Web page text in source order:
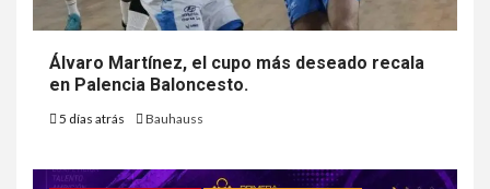
Álvaro Martínez, el cupo más deseado recala
en Palencia Baloncesto.
5 días atrás Bauhauss